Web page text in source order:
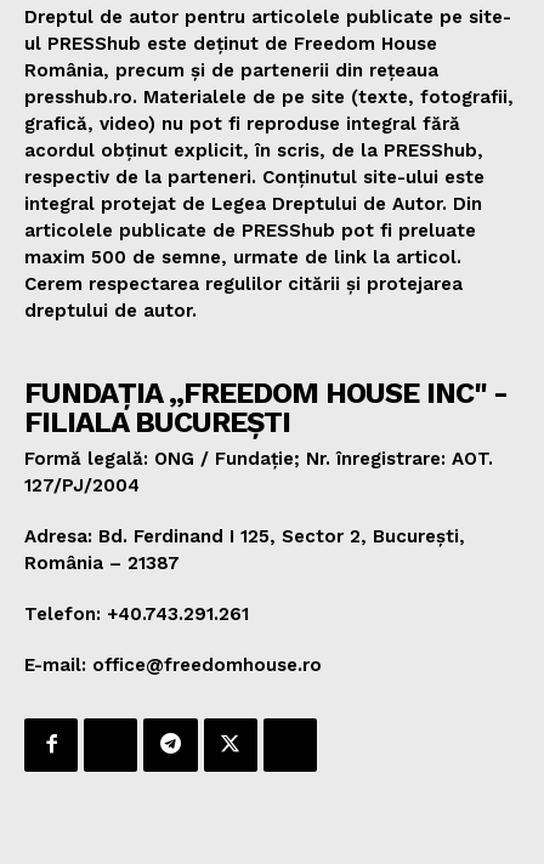
Dreptul de autor pentru articolele publicate pe site-
ul PRESShub este deținut de Freedom House
România, precum și de partenerii din rețeaua
presshub.ro. Materialele de pe site (texte, fotografii,
grafică, video) nu pot fi reproduse integral fără
acordul obținut explicit, în scris, de la PRESShub,
respectiv de la parteneri. Conținutul site-ului este
integral protejat de Legea Dreptului de Autor. Din
articolele publicate de PRESShub pot fi preluate
maxim 500 de semne, urmate de link la articol.
Cerem respectarea regulilor citării și protejarea
dreptului de autor.
FUNDAȚIA „FREEDOM HOUSE INC" -
FILIALA BUCUREȘTI
Formă legală: ONG / Fundație; Nr. înregistrare: AOT.
127/PJ/2004
Adresa: Bd. Ferdinand I 125, Sector 2, București,
România – 21387
Telefon: +40.743.291.261
E-mail: office@freedomhouse.ro